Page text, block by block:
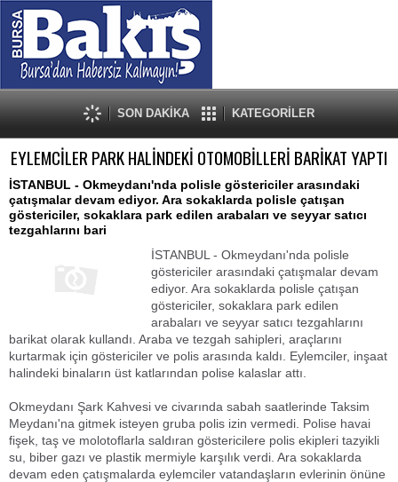
SON DAKİKA KATEGORİLER
EYLEMCİLER PARK HALİNDEKİ OTOMOBİLLERİ BARİKAT YAPTI
İSTANBUL - Okmeydanı'nda polisle göstericiler arasındaki
çatışmalar devam ediyor. Ara sokaklarda polisle çatışan
göstericiler, sokaklara park edilen arabaları ve seyyar satıcı
tezgahlarını bari
İSTANBUL - Okmeydanı'nda polisle
göstericiler arasındaki çatışmalar devam
ediyor. Ara sokaklarda polisle çatışan
göstericiler, sokaklara park edilen
arabaları ve seyyar satıcı tezgahlarını
barikat olarak kullandı. Araba ve tezgah sahipleri, araçlarını
kurtarmak için göstericiler ve polis arasında kaldı. Eylemciler, inşaat
halindeki binaların üst katlarından polise kalaslar attı.
Okmeydanı Şark Kahvesi ve civarında sabah saatlerinde Taksim
Meydanı'na gitmek isteyen gruba polis izin vermedi. Polise havai
fişek, taş ve molotoflarla saldıran göstericilere polis ekipleri tazyikli
su, biber gazı ve plastik mermiyle karşılık verdi. Ara sokaklarda
devam eden çatışmalarda eylemciler vatandaşların evlerinin önüne